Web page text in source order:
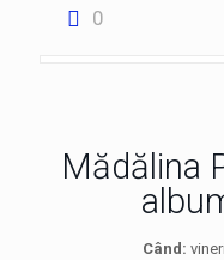
0
Mădălina
Când: